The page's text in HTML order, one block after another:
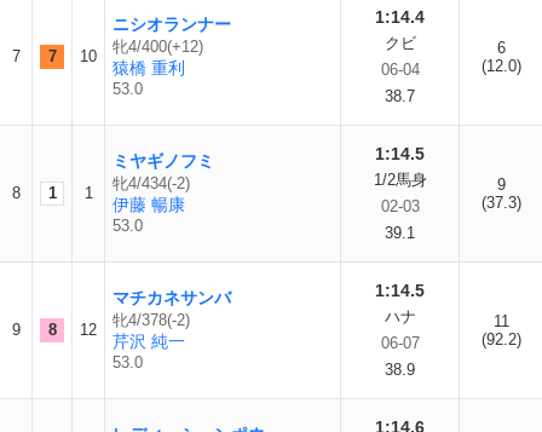
7 7 10
ニシオランナー
牝4/400(+12)
猿橋 重利
53.0
1:14.4
クビ
06-04
38.7
6
(12.0)
8 1 1
ミヤギノフミ
牝4/434(-2)
伊藤 暢康
53.0
1:14.5
1/2馬身
02-03
39.1
9
(37.3)
9 8 12
マチカネサンバ
牝4/378(-2)
芹沢 純一
53.0
1:14.5
ハナ
06-07
38.9
11
(92.2)
1:14.6